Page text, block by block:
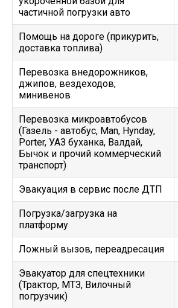
частичной погрузки авто
Помощь на дороге (прикурить,
доставка топлива)
Перевозка внедорожников,
джипов, вездеходов,
минивенов
Перевозка микроавтобусов
(Газель - автобус, Man, Hynday,
Porter, УАЗ буханка, Валдай,
Бычок и прочий коммерческий
транспорт)
Эвакуация в сервис после ДТП
Погрузка/загрузка на
платформу
Ложный вызов, переадресация
Эвакуатор для спецтехники
(Трактор, МТЗ, Вилочный
погрузчик)